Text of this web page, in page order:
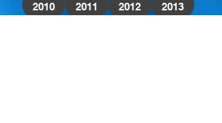
2010 2011 2012 2013